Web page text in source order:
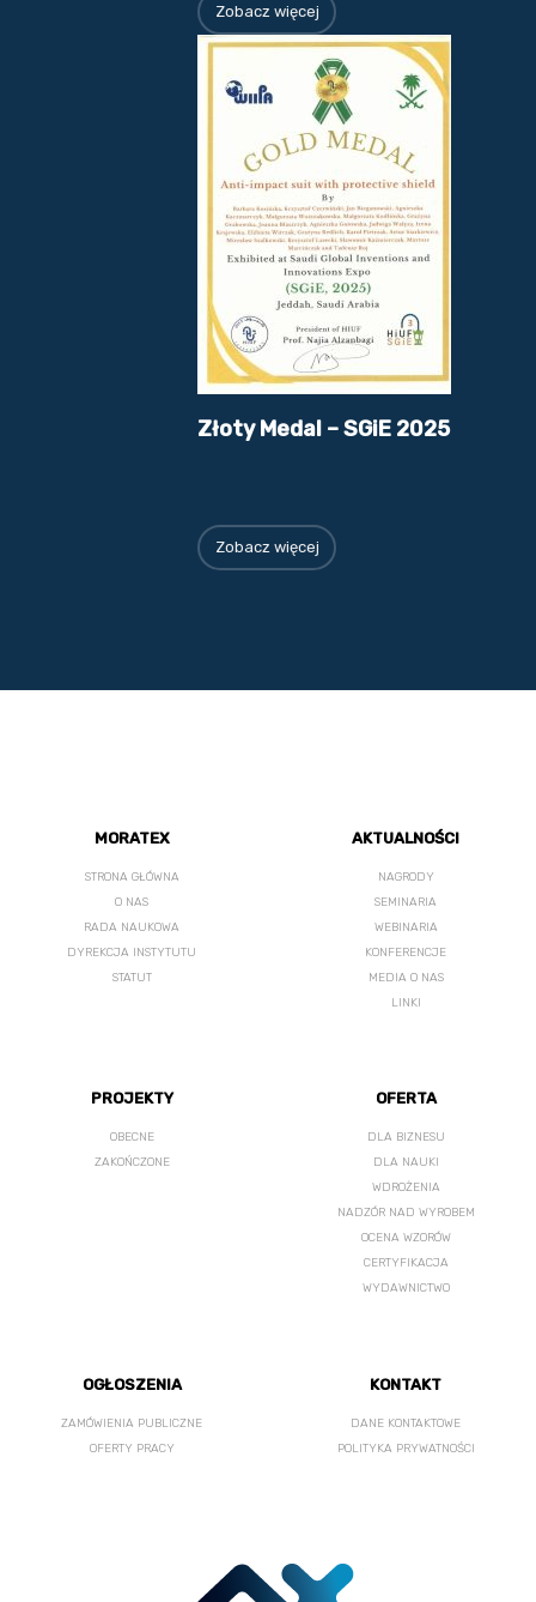
Zobacz więcej
Złoty Medal – SGiE 2025
Zobacz więcej
MORATEX
STRONA GŁÓWNA
O NAS
RADA NAUKOWA
DYREKCJA INSTYTUTU
STATUT
AKTUALNOŚCI
NAGRODY
SEMINARIA
WEBINARIA
KONFERENCJE
MEDIA O NAS
LINKI
PROJEKTY
OBECNE
ZAKOŃCZONE
OFERTA
DLA BIZNESU
DLA NAUKI
WDROŻENIA
NADZÓR NAD WYROBEM
OCENA WZORÓW
CERTYFIKACJA
WYDAWNICTWO
OGŁOSZENIA
ZAMÓWIENIA PUBLICZNE
OFERTY PRACY
KONTAKT
DANE KONTAKTOWE
POLITYKA PRYWATNOŚCI